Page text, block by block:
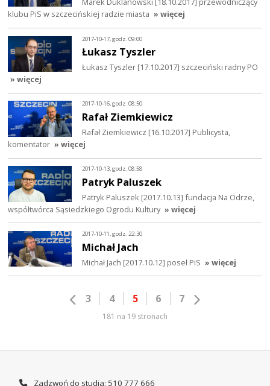
klubu PiS w szczecińskiej radzie miasta » więcej
2017-10-17, godz. 09:00
Łukasz Tyszler
Łukasz Tyszler [17.10.2017] szczeciński radny PO
» więcej
2017-10-16, godz. 08:50
Rafał Ziemkiewicz
Rafał Ziemkiewicz [16.10.2017] Publicysta,
komentator » więcej
2017-10-13, godz. 08:58
Patryk Paluszek
Patryk Paluszek [2017.10.13] fundacja Na Odrze,
współtwórca Sąsiedzkiego Ogrodu Kultury » więcej
2017-10-11, godz. 22:30
Michał Jach
Michał Jach [2017.10.12] poseł PiS » więcej
3 4 5 6 7
181 na 19 stronach
Zadzwoń do studia: 510 777 666